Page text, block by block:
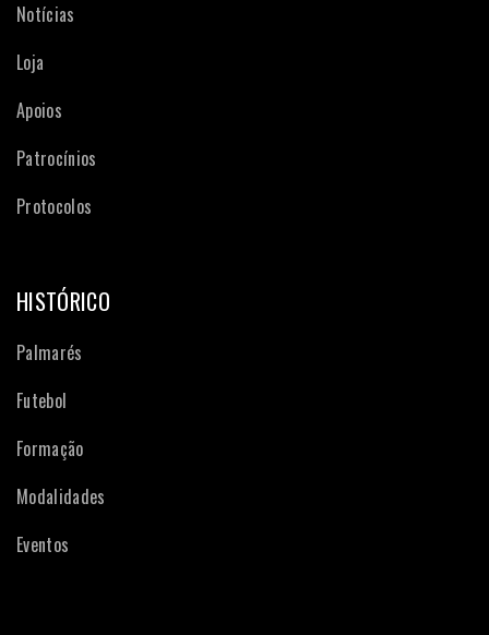
Notícias
Loja
Apoios
Patrocínios
Protocolos
HISTÓRICO
Palmarés
Futebol
Formação
Modalidades
Eventos